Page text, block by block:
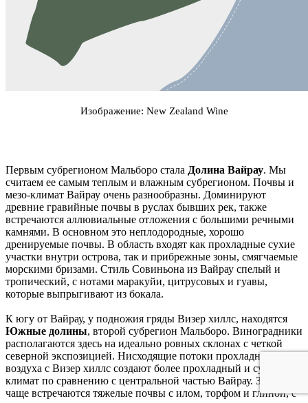
Изображение: New Zealand Wine
Первым субрегионом Мальборо стала Долина Вайрау. Мы
считаем ее самым теплым и влажным субрегионом. Почвы и
мезо-климат Вайрау очень разнообразны. Доминируют
древние гравийные почвы в руслах бывших рек, также
встречаются аллювиальные отложения с большими речными
камнями. В основном это неплодородные, хорошо
дренируемые почвы. В область входят как прохладные сухие
участки внутри острова, так и прибрежные зоны, смягчаемые
морскими бризами. Стиль Совиньона из Вайрау спелый и
тропический, с нотами маракуйи, цитрусовых и гуавы,
которые выпрыгивают из бокала.
К югу от Вайрау, у подножия гряды Визер хиллс, находятся
Южные долины, второй субрегион Мальборо. Виноградники
располагаются здесь на идеально ровных склонах с четкой
северной экспозицией. Нисходящие потоки прохладного
воздуха с Визер хиллс создают более прохладный и сухой
климат по сравнению с центральной частью Вайрау. Здесь
чаще встречаются тяжелые почвы с илом, торфом и глиной, с